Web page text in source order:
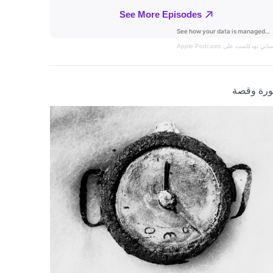
بودكاست على Apple Podcasts
وقصة